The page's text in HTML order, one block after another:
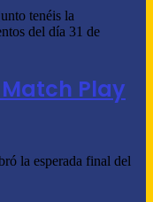
tenéis la
del día 31 de
Play
la esperada final del